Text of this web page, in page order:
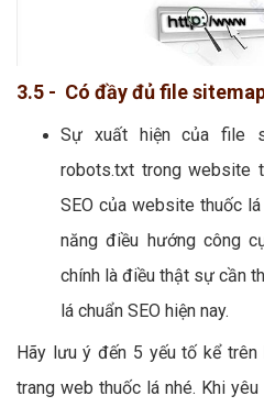
3.5 - Có đầy đủ file
Sự xuất hiện của file
robots.txt trong website
SEO của website thuốc
năng điều hướng công
chính là điều thật sự cần
lá chuẩn SEO hiện nay.
Hãy lưu ý đến 5 yếu tố kể
trang web thuốc lá nhé. Khi